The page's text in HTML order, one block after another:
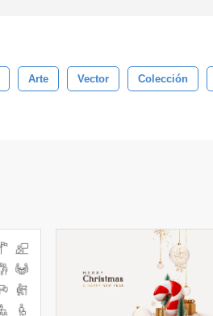
Arte Vector Colección